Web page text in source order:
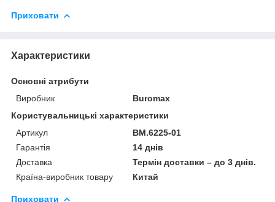
Приховати
Характеристики
Основні атрибути
Виробник
Buromax
Користувальницькі характеристики
Артикул
BM.6225-01
Гарантія
14 днів
Доставка
Термін доставки – до 3 днів.
Країна-виробник товару
Китай
Приховати